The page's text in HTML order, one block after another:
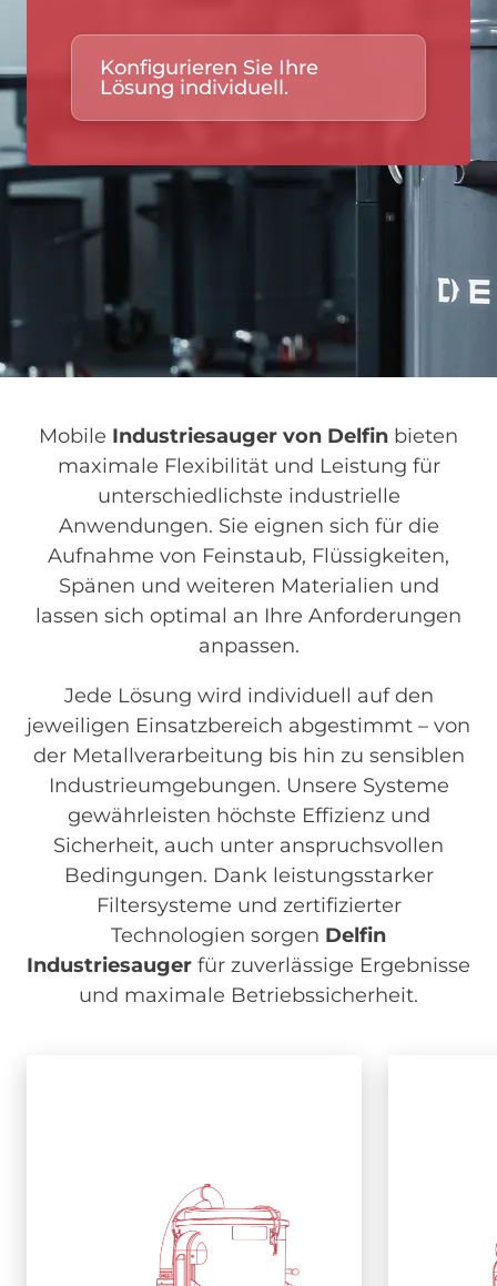
Konfigurieren Sie Ihre
Lösung individuell.
Mobile Industriesauger von Delfin bieten
maximale Flexibilität und Leistung für
unterschiedlichste industrielle
Anwendungen. Sie eignen sich für die
Aufnahme von Feinstaub, Flüssigkeiten,
Spänen und weiteren Materialien und
lassen sich optimal an Ihre Anforderungen
anpassen.
Jede Lösung wird individuell auf den
jeweiligen Einsatzbereich abgestimmt – von
der Metallverarbeitung bis hin zu sensiblen
Industrieumgebungen. Unsere Systeme
gewährleisten höchste Effizienz und
Sicherheit, auch unter anspruchsvollen
Bedingungen. Dank leistungsstarker
Filtersysteme und zertifizierter
Technologien sorgen Delfin
Industriesauger für zuverlässige Ergebnisse
und maximale Betriebssicherheit.
Einsatz mit hoher
Energieeffizienz und robuster
Schutzklasse.